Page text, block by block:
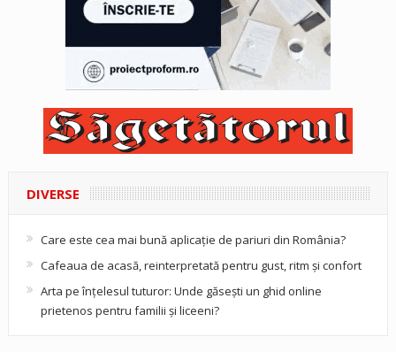
DIVERSE
Care este cea mai bună aplicație de pariuri din România?
Cafeaua de acasă, reinterpretată pentru gust, ritm și confort
Arta pe înțelesul tuturor: Unde găsești un ghid online
prietenos pentru familii și liceeni?